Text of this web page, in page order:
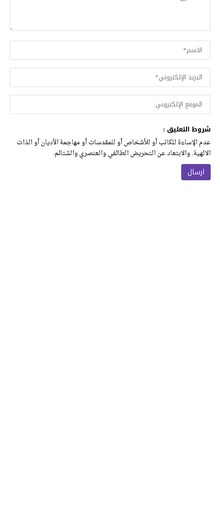
شروط التعليق :
عدم الإساءة للكاتب أو للأشخاص أو للمقدسات أو مهاجمة الأديان أو الذات
الالهية. والابتعاد عن التحريض الطائفي والعنصري والشتائم.